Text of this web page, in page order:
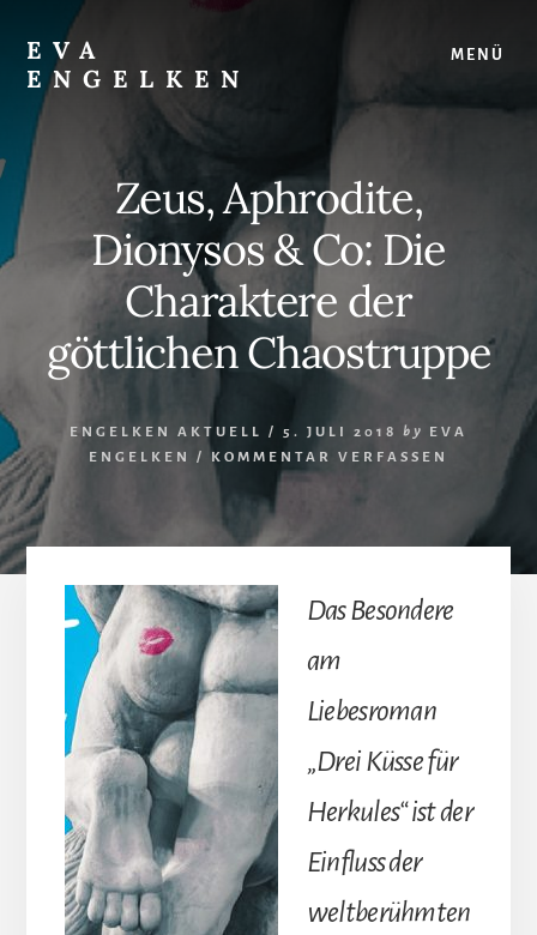
content
footer
EVA
ENGELKEN
Juristin,
Autorin,
Strategin
MENÜ
Zeus, Aphrodite,
Dionysos & Co: Die
Charaktere der
göttlichen Chaostruppe
ENGELKEN AKTUELL / 5. JULI 2018 by
EVA
ENGELKEN
/ KOMMENTAR VERFASSEN
Das Besondere
am
Liebesroman
„Drei Küsse für
Herkules“ ist der
Einfluss der
weltberühmten